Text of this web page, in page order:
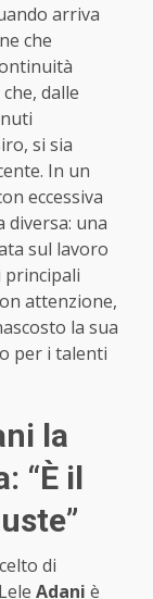
arriva
che
dalle
si sia
In un
eccessiva
diversa: una
sul lavoro
principali
attenzione,
la sua
per i talenti
la
“È il
di
Adani è